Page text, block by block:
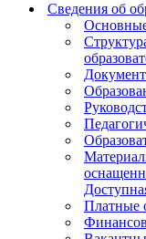
Сведения об
Платные